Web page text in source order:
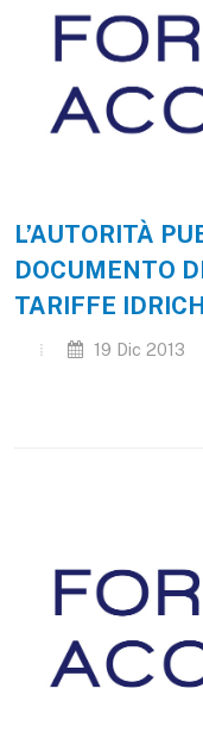
L’AUTORITÀ
DOCUMENTO
TARIFFE
19 Dic 2013